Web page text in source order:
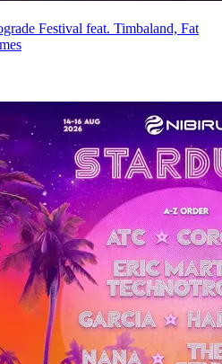
Festival feat. Timbaland, Fat